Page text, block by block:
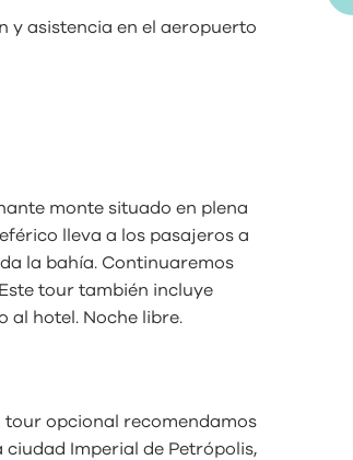
y asistencia en el aeropuerto
monte situado en plena
lleva a los pasajeros a
la bahía. Continuaremos
tour también incluye
al hotel. Noche libre.
tour opcional recomendamos
Imperial de Petrópolis,